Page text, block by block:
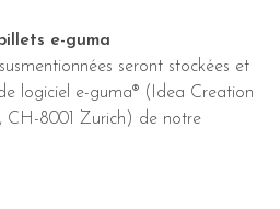
e-guma
seront stockées et
logiciel e-guma® (Idea Creation
CH-8001 Zurich) de notre